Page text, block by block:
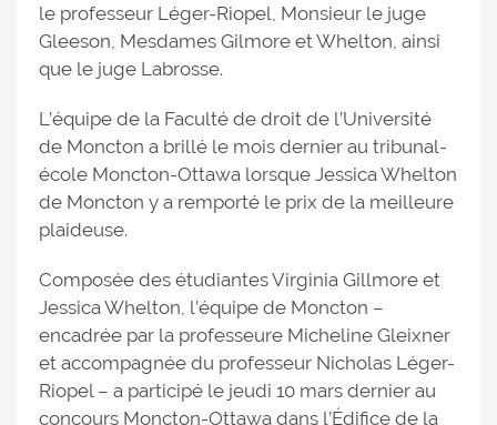
le professeur Léger-Riopel, Monsieur le juge
Gleeson, Mesdames Gilmore et Whelton, ainsi
que le juge Labrosse.
L’équipe de la Faculté de droit de l’Université
de Moncton a brillé le mois dernier au tribunal-
école Moncton-Ottawa lorsque Jessica Whelton
de Moncton y a remporté le prix de la meilleure
plaideuse.
Composée des étudiantes Virginia Gillmore et
Jessica Whelton, l’équipe de Moncton –
encadrée par la professeure Micheline Gleixner
et accompagnée du professeur Nicholas Léger-
Riopel – a participé le jeudi 10 mars dernier au
concours Moncton-Ottawa dans l’Édifice de la